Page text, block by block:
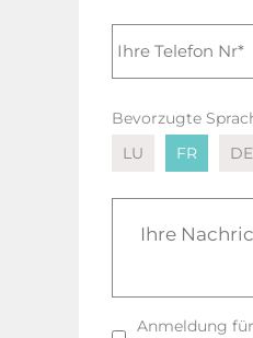
Bevorzugte
LU
FR DE
Anmeldung